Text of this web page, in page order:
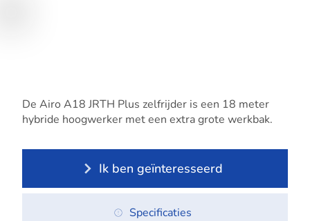
De Airo A18 JRTH Plus zelfrijder is een 18 meter
hybride hoogwerker met een extra grote werkbak.
Ik ben geïnteresseerd
Specificaties